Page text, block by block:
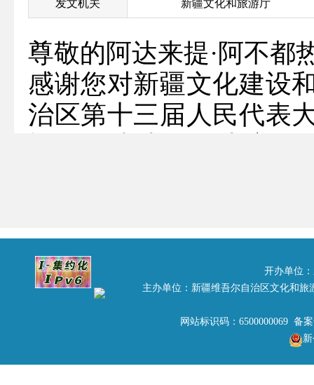
发文机关 新疆文化和旅游厅
尊敬的阿达来提·阿不都
感谢您对新疆文化建设
治区第十三届人民代表
伊犁河谷是我区较为成
拉峻、库尔德宁、喀拉
拉景区等享誉国内外
S316省道横贯东西，
通河谷南北，目前G30
开办单位
主办单位：新疆维吾尔自治区文化和
网站标识码：6500000069 备